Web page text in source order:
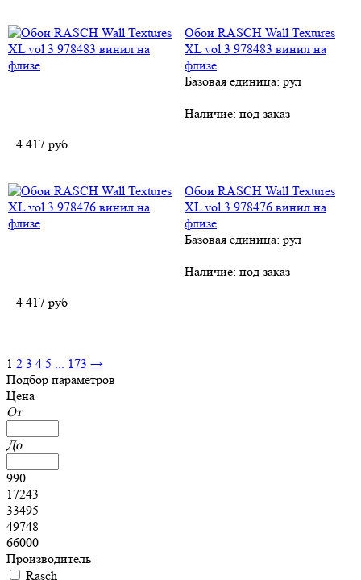
Обои RASCH Wall Textures
XL vol 3 978483 винил на
флизе
Базовая единица: рул
Наличие: под заказ
4 417 руб
Обои RASCH Wall Textures
XL vol 3 978476 винил на
флизе
Базовая единица: рул
Наличие: под заказ
4 417 руб
1 2 3 4 5 ... 173 →
Подбор параметров
Цена
От
До
990
17243
33495
49748
66000
Производитель
Rasch